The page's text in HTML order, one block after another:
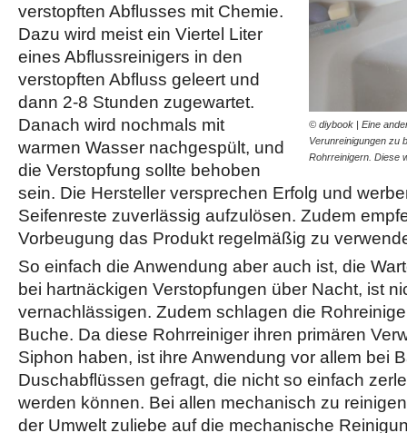
© diybook | Eine
Verunreinigungen zu
Rohrreinigern. Diese
verstopften Abflusses mit Chemie.
Dazu wird meist ein Viertel Liter
eines Abflussreinigers in den
verstopften Abfluss geleert und
dann 2-8 Stunden zugewartet.
Danach wird nochmals mit
warmen Wasser nachgespült, und
die Verstopfung sollte behoben
sein. Die Hersteller versprechen Erfolg und
Seifenreste zuverlässig aufzulösen. Zudem
Vorbeugung das Produkt regelmäßig zu
So einfach die Anwendung aber auch ist, die
bei hartnäckigen Verstopfungen über Nacht, ist
vernachlässigen. Zudem schlagen die
Buche. Da diese Rohrreiniger ihren primären
Siphon haben, ist ihre Anwendung vor allem bei
Duschabflüssen gefragt, die nicht so einfach
werden können. Bei allen mechanisch zu
der Umwelt zuliebe auf die mechanische